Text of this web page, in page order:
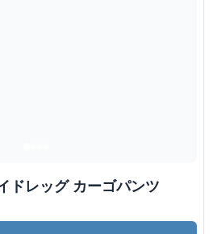
ドレッグ カーゴパンツ